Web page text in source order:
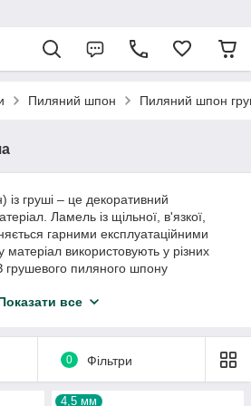
Пиляний шпон Пиляний шпон
груші – це декоративний
Ламель із щільної, в'язкої,
гарними експлуатаційними
використовують у різних
пиляного шпону
органайзери, декоративні вироби,
ламель піддається розпилу,
склеюванню, фарбуванню,
тонується, тому часто
все
0 Фільтри
4,5 мм